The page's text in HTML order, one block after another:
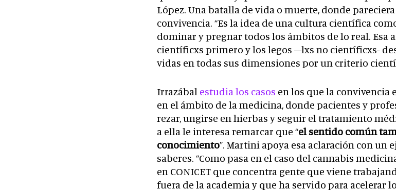
López. Una batalla de vida o muerte, donde
convivencia. “Es la idea de una cultura científica
dominar y pregnar todos los ámbitos de lo real. Esa
científicxs primero y los legos –lxs no científicxs-
vidas en todas sus dimensiones por un criterio
Irrazábal estudia los casos en los que la convivencia
en el ámbito de la medicina, donde pacientes y
rezar, ungirse en hierbas y seguir el tratamiento
a ella le interesa remarcar que “el sentido común
conocimiento”. Martini apoya esa aclaración con un
saberes. “Como pasa en el caso del cannabis
en CONICET que concentra gente que viene
fuera de la academia y que ha servido para acelerar